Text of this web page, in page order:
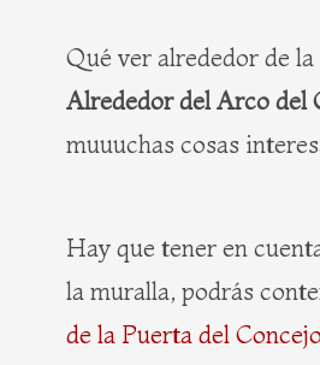
Qué ver alrededor de
Alrededor del Arco del
muuuchas cosas
Hay que tener en
la muralla, podrás
de la Puerta del Concejo